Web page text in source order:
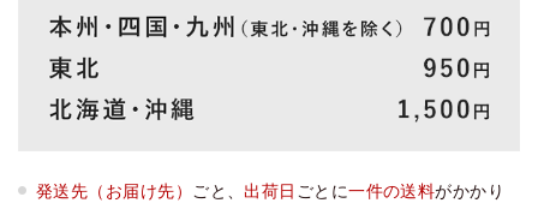
発送先（お届け先） ごと、出荷日 ごとに一件の送料がかかり